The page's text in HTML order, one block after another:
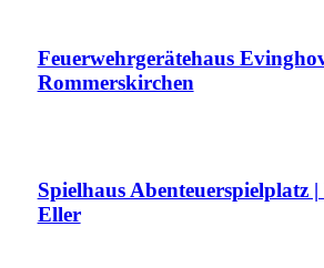
Feuerwehrgerätehaus
Rommerskirchen
Spielhaus Abenteuerspielplatz
Eller